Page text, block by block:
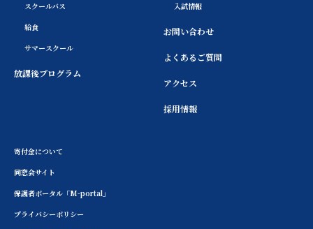
スクールバス
給食
サマースクール
放課後プログラム
入試情報
お問い合わせ
よくあるご質問
アクセス
採用情報
寄付金について
同窓会サイト
保護者ポータル「M-portal」
プライバシーポリシー